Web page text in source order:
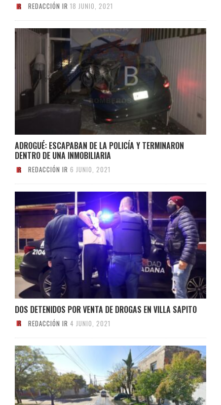
REDACCIÓN IR 18 JUNIO, 2021
ADROGUÉ: ESCAPABAN DE LA POLICÍA Y TERMINARON
DENTRO DE UNA INMOBILIARIA
REDACCIÓN IR 6 JUNIO, 2021
DOS DETENIDOS POR VENTA DE DROGAS EN VILLA SAPITO
REDACCIÓN IR 4 JUNIO, 2021